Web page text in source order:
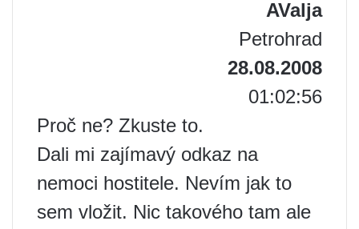
AValja
Petrohrad
28.08.2008
01:02:56
Proč ne? Zkuste to.
Dali mi zajímavý odkaz na
nemoci hostitele. Nevím jak to
sem vložit. Nic takového tam ale